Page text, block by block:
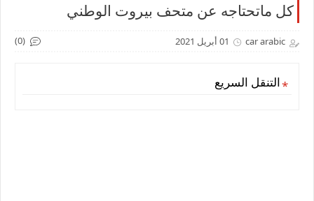
كل ماتحتاجه عن متحف بيروت الوطني
car arabic 01 أبريل 2021 (0)
التنقل السريع